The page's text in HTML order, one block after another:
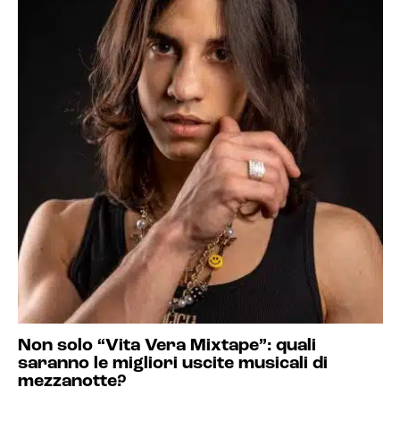
Non solo “Vita Vera Mixtape”: quali
saranno le migliori uscite musicali di
mezzanotte?